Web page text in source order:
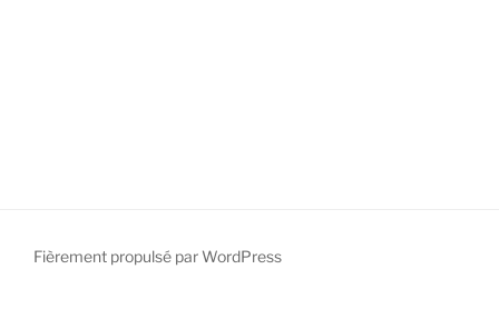
Fièrement propulsé par WordPress